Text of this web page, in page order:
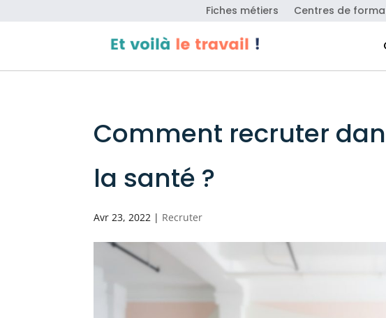
Fiches métiers Centres de
Comment recruter
la santé ?
Avr 23, 2022 | Recruter